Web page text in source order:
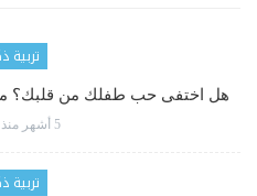
تربية
هل اختفى حب طفلك من قلبك؟ ما
5 أشهر منذ
تربية